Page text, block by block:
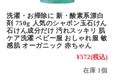
洗濯・お掃除に 新・酸素系漂白
剤 750g 人気のシャボン玉石けん
石けん成分だけ 汚れスッキリ 肌
ケア洗濯 ベビー服 おしゃれ服 敏
感肌 オーガニック 赤ちゃん
¥572(税込)
在庫 1個